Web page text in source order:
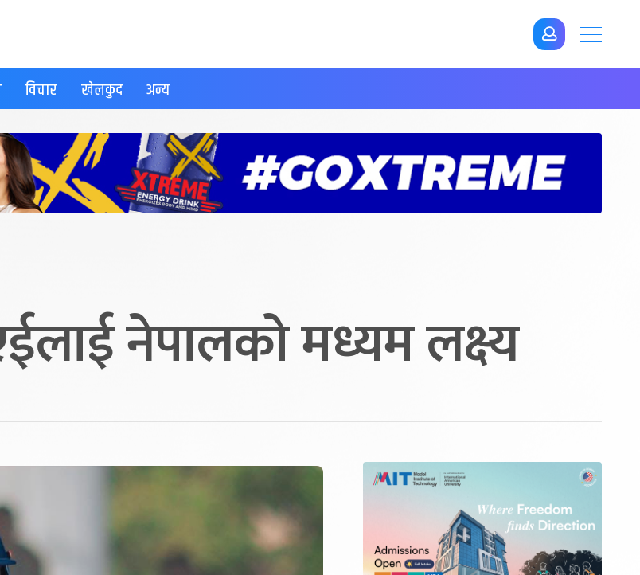
विचार खेलकुद अन्य
नेपालको मध्यम लक्ष्य